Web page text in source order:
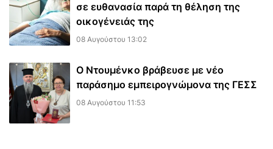
σε ευθανασία παρά τη θέληση της
οικογένειάς της
08 Αυγούστου 13:02
Ο Ντουμένκο βράβευσε με νέο
παράσημο εμπειρογνώμονα της ΓΕΣΣ
08 Αυγούστου 11:53